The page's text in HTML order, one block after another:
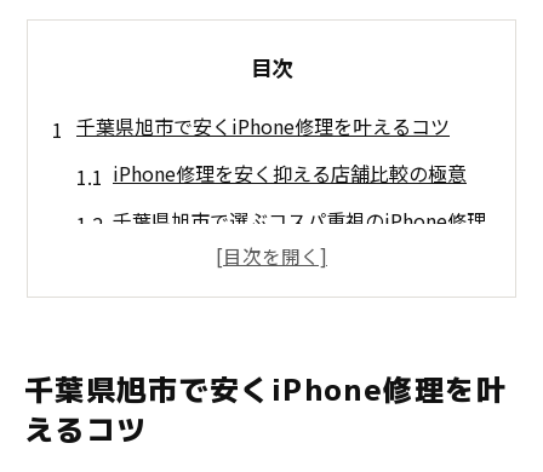
目次
千葉県旭市で安くiPhone修理を叶えるコツ
iPhone修理を安く抑える店舗比較の極意
千葉県旭市で選ぶコスパ重視のiPhone修理
口コミ評価が高い修理店の見分け方
iPhone修理 八千代や市原との比較ポイント
千葉県旭市で安くiPhone修理を叶
えるコツ